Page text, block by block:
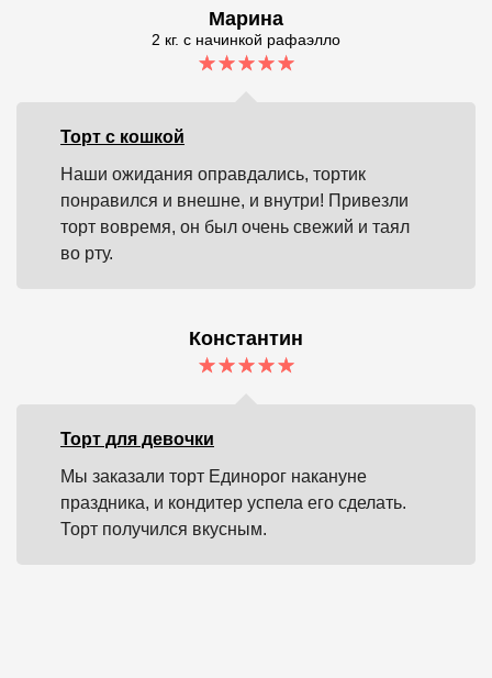
Марина
2 кг. с начинкой рафаэлло
Торт с кошкой
Наши ожидания оправдались, тортик
понравился и внешне, и внутри! Привезли
торт вовремя, он был очень свежий и таял
во рту.
Константин
Торт для девочки
Мы заказали торт Единорог накануне
праздника, и кондитер успела его сделать.
Торт получился вкусным.